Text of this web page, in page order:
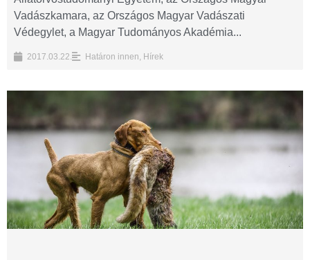
Vadászkamara, az Országos Magyar Vadászati
Védegylet, a Magyar Tudományos Akadémia...
2017.03.22. Határon innen, Hírek